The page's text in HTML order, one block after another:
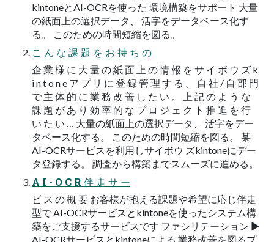
kintoneとAI-OCRを使った 環境構築をサポート 大量
の紙面上の選択データ、 活字をデータベース化す
る。 このための時間短縮を図る。
こ ん な 課 題 を お 持 ち の
企 業 様 に 大 量 の 紙 面 上 の 情 報 を サ イ ボ ウ ズ k
i n t o n e ア プ リ に 登 録 管 理 す る 。 自 社 / 自 部 門
で 主 体 的 に 業 務 改 善 し た い 。 上 記 の よ う な
課 題 が あ り 効 率 的 な プ ロ ジ ェ ク ト 推 進 を 行
い た い … 大量の紙面上の選択データ、 活字をデー
タベース化する。 このための時間短縮を図る。 某
AI-OCRサービスを利用しサイボウ ズkintoneにデー
タ登録する。 調査から構築までスムーズに進める。
A I - O C R 伴 走 サ ー
ビ ス の 概 要 お客様が抱える課題や希望に応じ伴走
型で AI-OCRサービスとkintoneを使ったシステム構
築をご支援するサービスです ファシリテーション ▶
AI-OCRサービスとkintoneによる 業務改善を図るプ